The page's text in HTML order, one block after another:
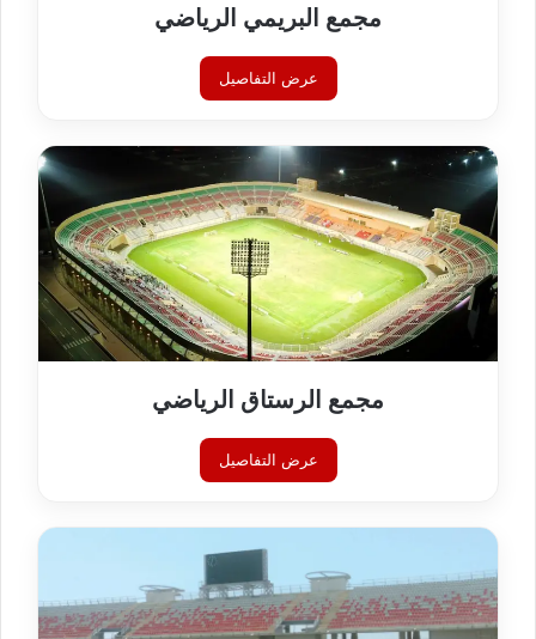
مجمع البريمي الرياضي
عرض التفاصيل
مجمع الرستاق الرياضي
عرض التفاصيل